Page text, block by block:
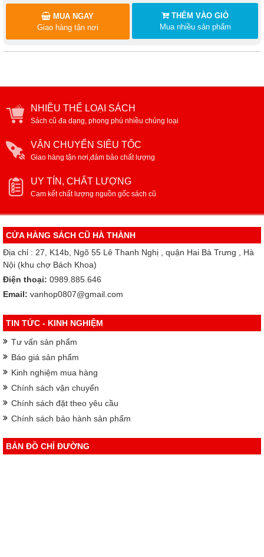
THÊM VÀO GIỎ
Mua nhiều sản phẩm
MUA NGAY
Giao hàng tận nơi
NHIỀU THỂ LOẠI SÁCH
Sách cũ đa dạng, phong phú nhiều chủng loại
VẬN CHUYỂN SIÊU TỐC
Giao hàng tận nơi,đảm bảo chất lượng
UY TÍN, CHẤT LƯỢNG
Cam kết chất lượng nguồn gốc sách cũ
CỬA HÀNG SÁCH CŨ HÀ THÀNH
Địa chỉ : 27, K14b, Ngõ 55 Lê Thanh Nghị , quận Hai Bà Trưng , Hà
Nội (khu chợ Bách Khoa)
Điện thoại: 0989.885.646
Email: vanhop0807@gmail.com
TIN TỨC - KINH NGHIỆM
Tư vấn sản phẩm
Báo giá sản phẩm
Kinh nghiệm mua hàng
Chính sách vận chuyển
Chính sách đặt theo yêu cầu
Chính sách bảo hành sản phẩm
BẢN ĐỒ CHỈ ĐƯỜNG